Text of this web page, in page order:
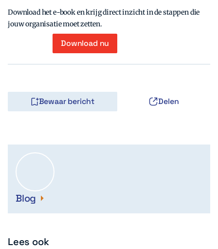
Download het e-book en krijg direct inzicht in de stappen die
jouw organisatie moet zetten.
Download nu
Bewaar bericht Delen
Blog
Lees ook